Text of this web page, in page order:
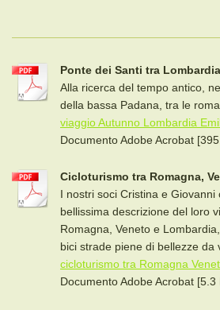
Ponte dei Santi tra
Alla ricerca del tempo antico,
della bassa Padana, tra le
viaggio Autunno Lombardia
Documento Adobe Acrobat
Cicloturismo tra Romagna,
I nostri soci Cristina e Giovanni
bellissima descrizione del loro
Romagna, Veneto e
bici strade piene di bellezze da
cicloturismo tra Romagna
Documento Adobe Acrobat [5.3